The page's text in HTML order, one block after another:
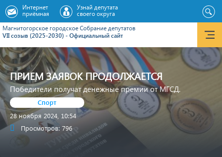
Магнитогорское городское Cобрание депутатов
VII созыв (2025-2030) - Официальный сайт
Интернет
приёмная
Узнай депутата
своего округа
ПРИЕМ ЗАЯВОК ПРОДОЛЖАЕТСЯ
Победители получат денежные премии от МГСД.
Спорт
28 ноября 2024, 10:54
Просмотров: 796